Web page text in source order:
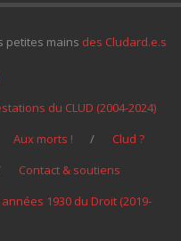
petites mains des Cludard.e.s
du CLUD (2004-2024)
Aux morts !
Clud ?
Contact & soutiens
1930 du Droit (2019-